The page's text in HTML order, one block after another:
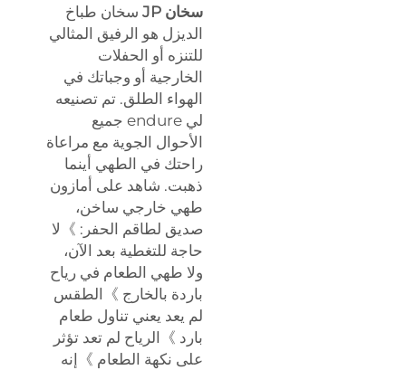
سخان JP
سخان طباخ
الديزل هو الرفيق المثالي
للتنزه أو الحفلات
الخارجية أو وجباتك في
الهواء الطلق. تم تصنيعه
لي endure جميع
الأحوال الجوية مع مراعاة
راحتك في الطهي أينما
ذهبت. شاهد على أمازون
طهي خارجي ساخن،
صديق لطاقم الحفر: 》لا
حاجة للتغطية بعد الآن،
ولا طهي الطعام في رياح
باردة بالخارج 》الطقس
لم يعد يعني تناول طعام
بارد 》الرياح لم تعد تؤثر
على نكهة الطعام 》إنه